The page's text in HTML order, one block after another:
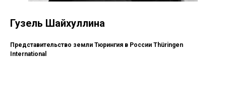
Гузель Шайхуллина
Представительство земли Тюрингия в России Thüringen
International